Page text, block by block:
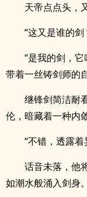
天帝点点头，
“这又是谁的剑
“是我的剑，
带着一丝铸剑师的
继锋剑简洁耐
伦，暗藏着一种内
“不错，透露着
话音未落，他
如潮水般涌入剑身。